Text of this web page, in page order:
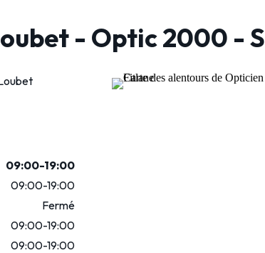
- Optic 2000 -
09:00-19:00
09:00-19:00
Fermé
09:00-19:00
09:00-19:00